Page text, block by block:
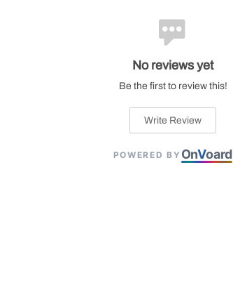
No reviews yet
Be the first to review this!
Write Review
POWERED BY OnVoard